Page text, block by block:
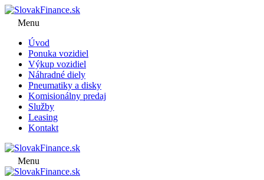
Menu
Úvod
Ponuka vozidiel
Výkup vozidiel
Náhradné diely
Pneumatiky a disky
Komisionálny predaj
Služby
Leasing
Kontakt
Menu